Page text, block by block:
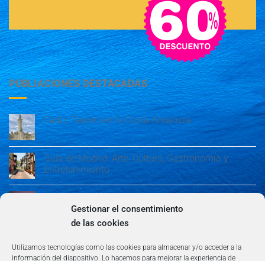
Gestionar el consentimiento
de las cookies
Utilizamos tecnologías como las cookies para almacenar y/o acceder a la
información del dispositivo. Lo hacemos para mejorar la experiencia de
PUBLIACIONES DESTACADAS
Cádiz: Tesoro en la Costa Andaluza
Guía de Madrid: Arte, Cultura, Gastronomía y
Entretenimiento
Guía de Madrid: Arte, Cultura, Gastronomía y
Entretenimiento